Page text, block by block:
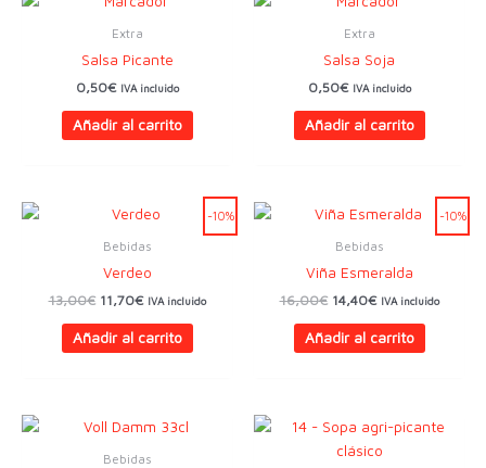
Extra
Salsa Picante
0,50€ IVA incluido
Añadir al carrito
Extra
Salsa Soja
0,50€ IVA incluido
Añadir al carrito
-10%
Bebidas
Verdeo
13,00€ El
original
era:
11,70€El
actual
es:
IVA incluido
Añadir al carrito
-10%
Bebidas
Viña Esmeralda
16,00€ El
original
era:
14,40€El
actual
es:
IVA incluido
Añadir al carrito
Bebidas